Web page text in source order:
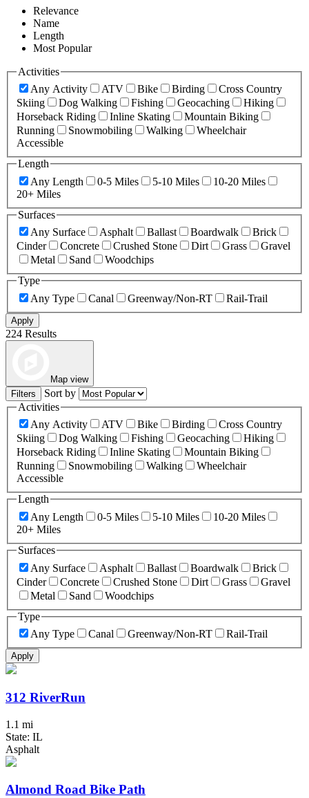
Relevance
Name
Length
Most Popular
Activities
Any Activity
ATV Bike Birding
Cross Country
Skiing
Dog Walking Fishing Geocaching
Hiking
Horseback Riding
Inline Skating
Mountain Biking
Running
Snowmobiling Walking
Wheelchair
Accessible
Length
Any Length
0-5 Miles 5-10 Miles
10-20 Miles
20+ Miles
Surfaces
Any Surface
Asphalt Ballast Boardwalk
Brick
Cinder
Concrete Crushed Stone Dirt Grass
Gravel
Metal
Sand
Woodchips
Type
Any Type
Canal Greenway/Non-RT Rail-Trail
Apply
224 Results
Map view
Filters
Sort by
Activities
Any Activity
ATV Bike Birding
Cross Country
Skiing
Dog Walking Fishing Geocaching
Hiking
Horseback Riding
Inline Skating
Mountain Biking
Running
Snowmobiling Walking
Wheelchair
Accessible
Length
Any Length
0-5 Miles 5-10 Miles
10-20 Miles
20+ Miles
Surfaces
Any Surface
Asphalt Ballast Boardwalk
Brick
Cinder
Concrete Crushed Stone Dirt Grass
Gravel
Metal
Sand
Woodchips
Type
Any Type
Canal Greenway/Non-RT Rail-Trail
Apply
312 RiverRun
1.1 mi
State: IL
Asphalt
Almond Road Bike Path